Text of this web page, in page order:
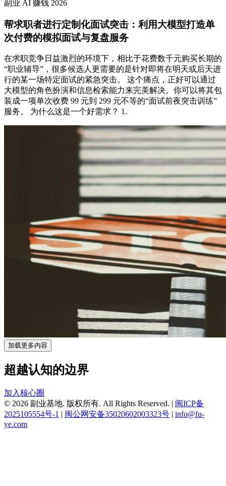
副业 AI 赚钱 2026
帮求职者进行定制化面试突击：利用大模型打造单
次付费的模拟面试与复盘服务
在求职竞争日益激烈的环境下，相比于花费数千元购买长期的
“职业辅导”，很多候选人更需要的是针对即将在明天或后天进
行的某一场特定面试的紧急突击。 这个痛点，正好可以通过
大模型的角色扮演和信息检索能力来完美解决。你可以将其包
装成一项单次收费 99 元到 299 元不等的“面试前夜突击训练”
服务。 为什么这是一个好需求？ 1.
加载更多内容
超越认知的边界
加入核心圈
© 2026 副业基地. 版权所有. All Rights Reserved. | 闽ICP备
2025105554号-1 | 闽公网安备35020602003323号 | info@fu-
ye.com